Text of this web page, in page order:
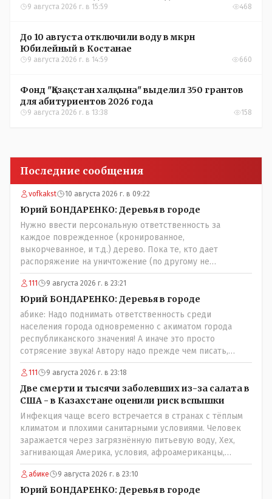
Костанайской области
9 августа 2026 г. в 15:59 468
До 10 августа отключили воду в мкрн
Юбилейный в Костанае
9 августа 2026 г. в 14:59 660
Фонд "Қазақстан халқына" выделил 350 грантов
для абитуриентов 2026 года
9 августа 2026 г. в 13:38 158
Последние сообщения
vofkakst 10 августа 2026 г. в 09:22
Юрий БОНДАРЕНКО: Деревья в городе
Нужно ввести персональную ответственность за
каждое поврежденное (кронированное,
выкорчеванное, и т.д.) дерево. Пока те, кто дает
распоряжение на уничтожение (по другому не
назовешь) зеленого массива города продолжают
безнаказанно раздавать такие поручения - толку не
будет. Необходимо подключение соответствующих
органов: 1. Управление природных ресурсов и
регулирования природопользования - т. к. это в целом
их епархия; 2. Экологи (если таковые у нас имеются) 3.
Госаудит и прокуратура - проверка необходимости
расходования бюджетных средств на обрезку деревьев,
не нуждающихся в таковой; равно пресечения
нецелевого расходования средств. Почему нащим
*экспертам" недоступно осознание того, что деревья в
городе должны быть. Это: "легкие" города, это
шумоизоляция в некотором роде, это спасительные
тень и прохлада. Ну и в конце концов - листва
смотрится куда приятней бетонных стен в каменных
джунглях. Может пора пересмотреть свое варварское
отношение к растительности в городе (и к горожанам)?
111 9 августа 2026 г. в 23:21
Юрий БОНДАРЕНКО: Деревья в городе
абике: Надо поднимать ответственность среди
населения города одновременно с акиматом города
республиканского значения! А иначе это просто
сотрясение звука! Автору надо прежде чем писать,
необходимо самому обратиться в ЖКХ акимата и
разобраться прежде чем своей статьей провоцировать
население города!Согласен всецело!
111 9 августа 2026 г. в 23:18
Две смерти и тысячи заболевших из-за салата в
США - в Казахстане оценили риск вспышки
Инфекция чаще всего встречается в странах с тёплым
климатом и плохими санитарными условиями. Человек
заражается через загрязнённую питьевую воду, Хех,
загнивающая Америка, условия, афроамериканцы,
грязная вода, отсутствие страховок, нечистоплотные
мигранты и прочее.. Лучше России и Казахстана жить
негде..
абике 9 августа 2026 г. в 23:10
Юрий БОНДАРЕНКО: Деревья в городе